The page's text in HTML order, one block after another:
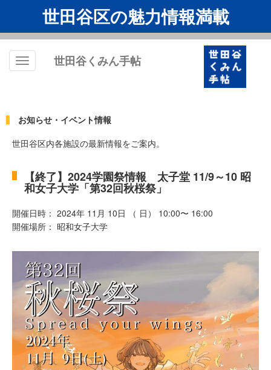
世田谷区の魅力情報満載
Toggle
世田谷くみん手帖
お知らせ・イベント情報
世田谷区内各施設の最新情報をご案内。
【終了】2024学園祭情報 太子堂 11/9～10 昭
和女子大学「第32回秋桜祭」
開催日時： 2024年 11月 10日 （ 日） 10:00〜 16:00
開催場所： 昭和女子大学